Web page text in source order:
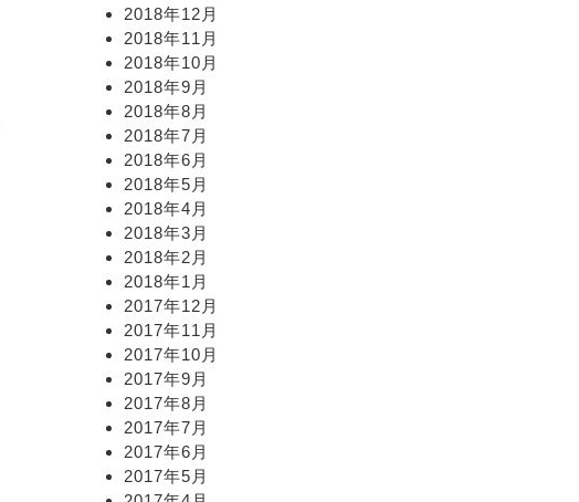
2018年12月
2018年11月
2018年10月
2018年9月
2018年8月
2018年7月
2018年6月
2018年5月
2018年4月
2018年3月
2018年2月
2018年1月
2017年12月
2017年11月
2017年10月
2017年9月
2017年8月
2017年7月
2017年6月
2017年5月